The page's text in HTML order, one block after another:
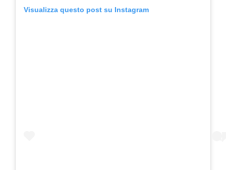
Visualizza questo post su Instagram